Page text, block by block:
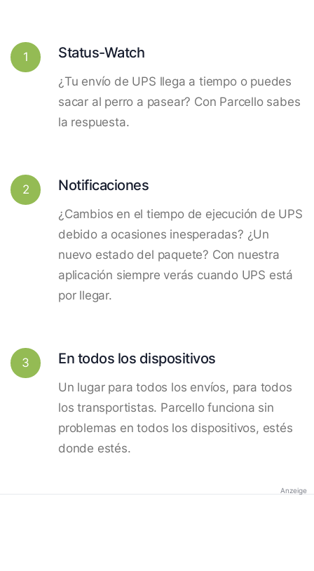
1 Status-Watch
¿Tu envío de UPS llega a tiempo o puedes
sacar al perro a pasear? Con Parcello sabes
la respuesta.
2 Notificaciones
¿Cambios en el tiempo de ejecución de UPS
debido a ocasiones inesperadas? ¿Un
nuevo estado del paquete? Con nuestra
aplicación siempre verás cuando UPS está
por llegar.
3 En todos los dispositivos
Un lugar para todos los envíos, para todos
los transportistas. Parcello funciona sin
problemas en todos los dispositivos, estés
donde estés.
Anzeige